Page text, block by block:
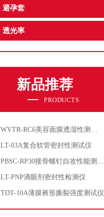
避孕套
透光率
新品推荐
PRODUCTS
WVTR-RC6美容面膜透湿性测试仪
LT-03A复合软管密封性测试仪
PBSC-RP30接骨螺钉自攻性能测试‌仪
LT-PNP滴眼剂密封性检测仪
TDT-10A薄膜裤形撕裂强度测试仪